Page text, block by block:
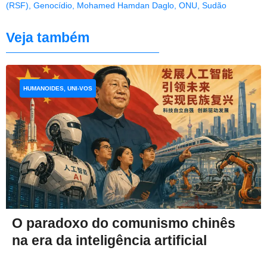
(RSF), Genocídio, Mohamed Hamdan Daglo, ONU, Sudão
Veja também
O paradoxo do comunismo chinês
na era da inteligência artificial
HUMANOIDES, UNI-VOS